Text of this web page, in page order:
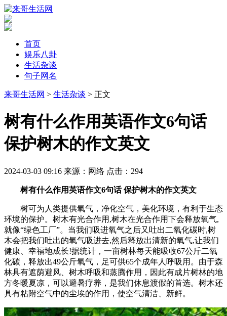
首页
娱乐八卦
生活杂谈
句子网名
来哥生活网 > 生活杂谈 > 正文
​树有什么作用英语作文6句话
保护树木的作文英文
2024-03-03 09:16 来源：网络 点击： 294
树有什么作用英语作文6句话 保护树木的作文英文
树可为人类提供氧气，净化空气，美化环境，有利于生态
环境的保护。树木有光合作用,树木在光合作用下会释放氧气,
就像“绿色工厂”。当我们吸进氧气之后又吐出二氧化碳时,树
木会把我们吐出的氧气吸进去,然后释放出清新的氧气,让我们
健康、幸福地成长!据统计，一亩树林每天能吸收67公斤二氧
化碳，释放出49公斤氧气，足可供65个成年人呼吸用。由于森
林具有遮荫避风、树木呼吸和蒸腾作用，因此有成片树林的地
方冬暖夏凉，可以避暑疗养，是我们休息渡假的首选。树木还
具有粘附空气中的尘埃的作用，使空气清洁、新鲜。